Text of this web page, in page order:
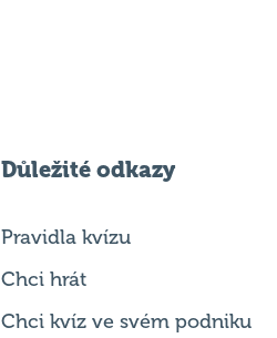
Důležité odkazy
Pravidla kvízu
Chci hrát
Chci kvíz ve svém podniku